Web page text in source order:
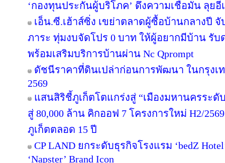
‘กองทุนประกันผู้บริโภค’ ดึงความเชื่อมั่น ลุย
เอ็น.ซี.เฮ้าส์ซิ่ง เขย่าตลาดผู้ซื้อบ้านกลางปี
ภาระ ทุ่มงบจัดโปร 0 บาท ให้ผู้อยากมีบ้าน รับ
พร้อมเสริมบริการบ้านผ่าน Nc Qprompt
ดัชนีราคาที่ดินเปล่าก่อนการพัฒนา ในกรุงเ
2569
แสนสิริชี้ภูเก็ตโตแกร่งสู่ “เมืองมหานครระ
สู่ 80,000 ล้าน คิกออฟ 7 โครงการใหม่ H2/
ภูเก็ตตลอด 15 ปี
CP LAND ยกระดับธุรกิจโรงแรม ‘bedZ
‘Napster’ Brand Icon